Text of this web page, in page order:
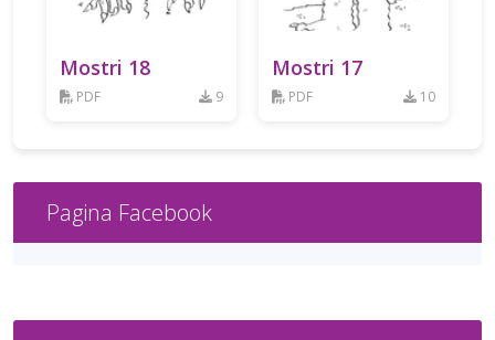
Mostri 18
PDF 9
Mostri 17
PDF 10
Pagina Facebook